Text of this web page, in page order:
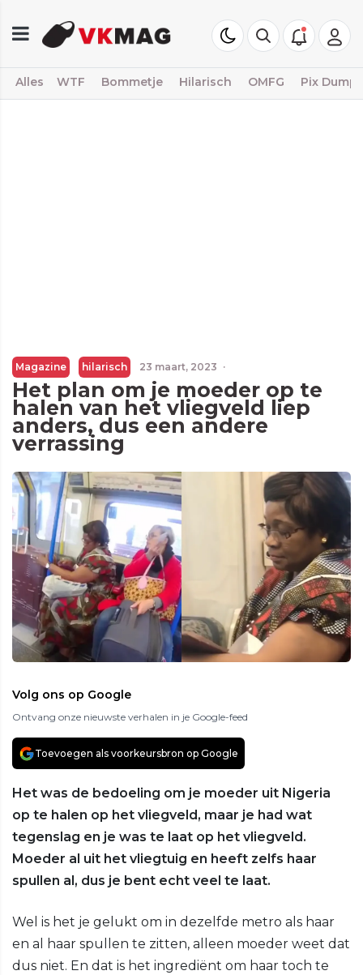
Alles WTF Bommetje Hilarisch OMFG Pix Dump
Magazine hilarisch 23 maart, 2023 ·
Het plan om je moeder op te
halen van het vliegveld liep
anders, dus een andere
verrassing
Volg ons op Google
Ontvang onze nieuwste verhalen in je Google-feed
Toevoegen als voorkeursbron op Google
Het was de bedoeling om je moeder uit Nigeria
op te halen op het vliegveld, maar je had wat
tegenslag en je was te laat op het vliegveld.
Moeder al uit het vliegtuig en heeft zelfs haar
spullen al, dus je bent echt veel te laat.
Wel is het je gelukt om in dezelfde metro als haar
en al haar spullen te zitten, alleen moeder weet dat
dus niet. En dat is het ingrediënt om haar toch te